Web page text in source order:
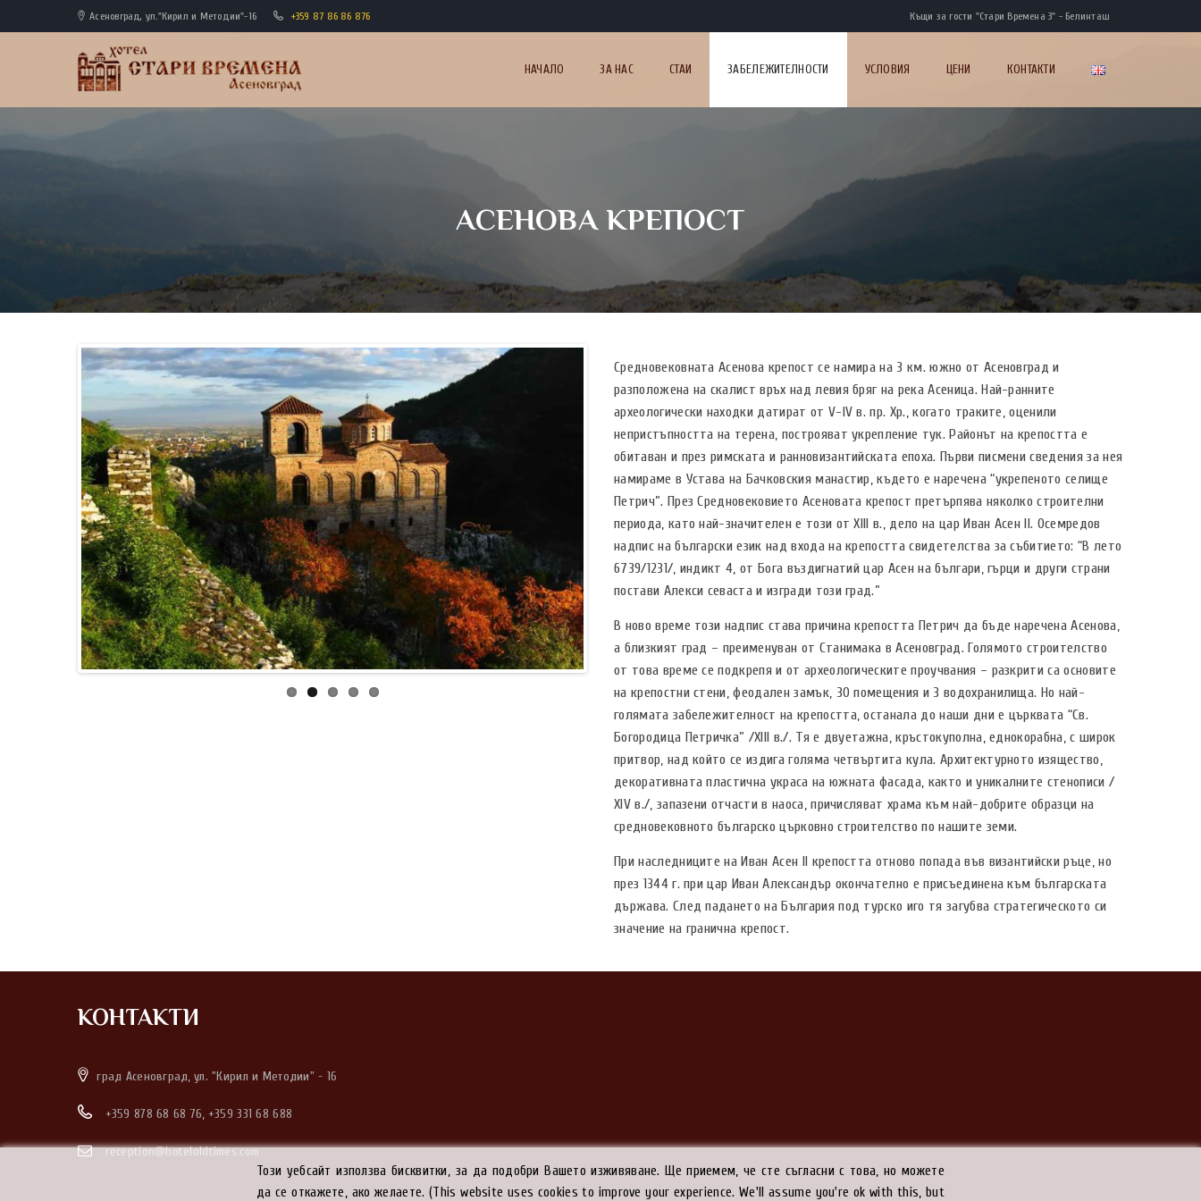
Асеновград, ул."Кирил и Методии"-16 +359 87 86 86 876 Къщи за гости "Стари Времена 3" - Белинташ
НАЧАЛО ЗА НАС СТАИ ЗАБЕЛЕЖИТЕЛНОСТИ УСЛОВИЯ ЦЕНИ КОНТАКТИ
АСЕНОВА КРЕПОСТ
Средновековната Асенова крепост се намира на 3 км. южно от Асеновград и
разположена на скалист връх над левия бряг на река Асеница. Най-ранните
археологически находки датират от V-ІV в. пр. Хр., когато траките, оценили
непристъпността на терена, построяват укрепление тук. Районът на крепостта е
обитаван и през римската и ранновизантийската епоха. Първи писмени сведения за нея
намираме в Устава на Бачковския манастир, където е наречена “укрепеното селище
Петрич”. През Средновековието Асеновата крепост претърпява няколко строителни
периода, като най-значителен е този от ХІІІ в., дело на цар Иван Асен ІІ. Осемредов
надпис на български език над входа на крепостта свидетелства за събитието: “В лето
6739/1231/, индикт 4, от Бога въздигнатий цар Асен на българи, гърци и други страни
постави Алекси севаста и изгради този град.”
В ново време този надпис става причина крепостта Петрич да бъде наречена Асенова,
а близкият град – преименуван от Станимака в Асеновград. Голямото строителство
от това време се подкрепя и от археологическите проучвания – разкрити са основите
на крепостни стени, феодален замък, 30 помещения и 3 водохранилища. Но най-
голямата забележителност на крепостта, останала до наши дни е църквата “Св.
Богородица Петричка” /ХІІІ в./. Тя е двуетажна, кръстокуполна, еднокорабна, с широк
притвор, над който се издига голяма четвъртита кула. Архитектурното изящество,
декоративната пластична украса на южната фасада, както и уникалните стенописи /
ХІV в./, запазени отчасти в наоса, причисляват храма към най-добрите образци на
средновековното българско църковно строителство по нашите земи.
При наследниците на Иван Асен ІІ крепостта отново попада във византийски ръце, но
през 1344 г. при цар Иван Александър окончателно е присъединена към българската
държава. След падането на България под турско иго тя загубва стратегическото си
значение на гранична крепост.
КОНТАКТИ
град Асеновград, ул. "Кирил и Методии" - 16
+359 878 68 68 76, +359 331 68 688
reception@hoteloldtimes.com